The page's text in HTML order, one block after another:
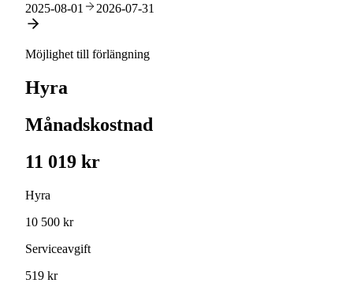
2025-08-01 2026-07-31
Möjlighet till förlängning
Hyra
Månadskostnad
11 019 kr
Hyra
10 500 kr
Serviceavgift
519 kr